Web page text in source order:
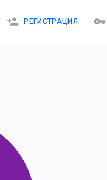
РЕГИСТРАЦИЯ